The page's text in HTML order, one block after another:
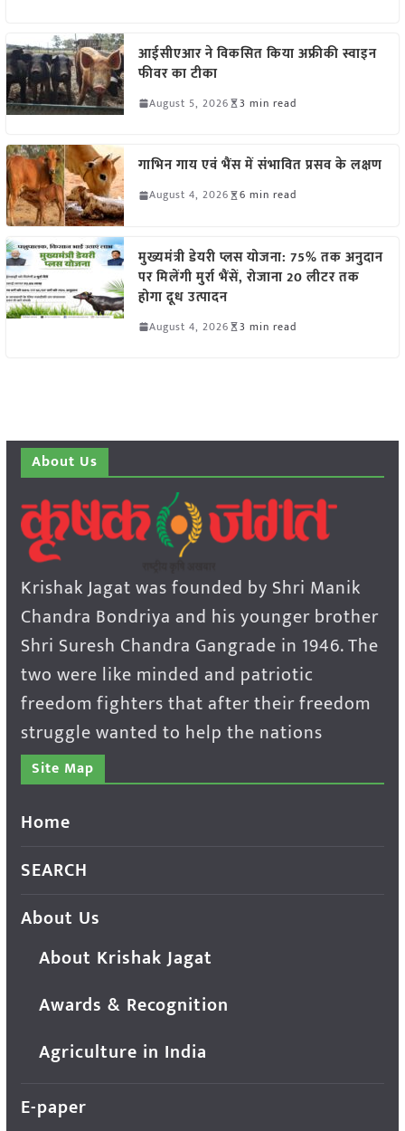
आईसीएआर ने विकसित किया अफ्रीकी स्वाइन
फीवर का टीका
August 5, 2026 3 min read
गाभिन गाय एवं भैंस में संभावित प्रसव के लक्षण
August 4, 2026 6 min read
मुख्यमंत्री डेयरी प्लस योजना: 75% तक अनुदान
पर मिलेंगी मुर्रा भैंसें, रोजाना 20 लीटर तक
होगा दूध उत्पादन
August 4, 2026 3 min read
About Us
Krishak Jagat was founded by Shri Manik
Chandra Bondriya and his younger brother
Shri Suresh Chandra Gangrade in 1946. The
two were like minded and patriotic
freedom fighters that after their freedom
struggle wanted to help the nations
Site Map
Home
SEARCH
About Us
About Krishak Jagat
Awards & Recognition
Agriculture in India
E-paper